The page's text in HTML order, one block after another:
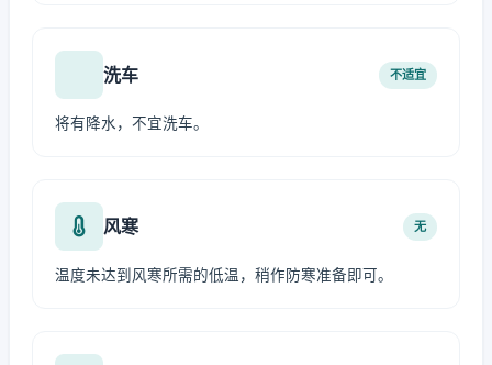
洗车 不适宜
将有降水，不宜洗车。
风寒 无
温度未达到风寒所需的低温，稍作防寒准备即可。